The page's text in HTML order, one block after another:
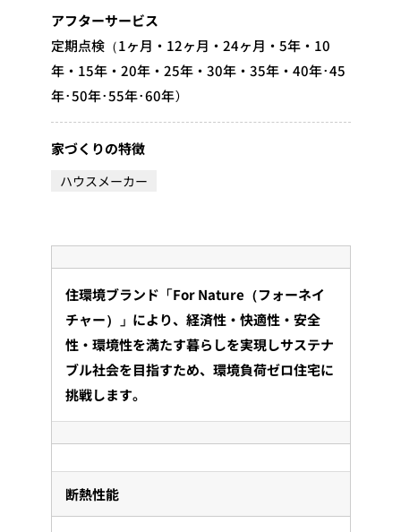
アフターサービス
定期点検（1ヶ月・12ヶ月・24ヶ月・5年・10
年・15年・20年・25年・30年・35年・40年･45
年･50年･55年･60年）
家づくりの特徴
ハウスメーカー
住環境ブランド「For Nature（フォーネイ
チャー）」により、経済性・快適性・安全
性・環境性を満たす暮らしを実現しサステナ
ブル社会を目指すため、環境負荷ゼロ住宅に
挑戦します。
断熱性能